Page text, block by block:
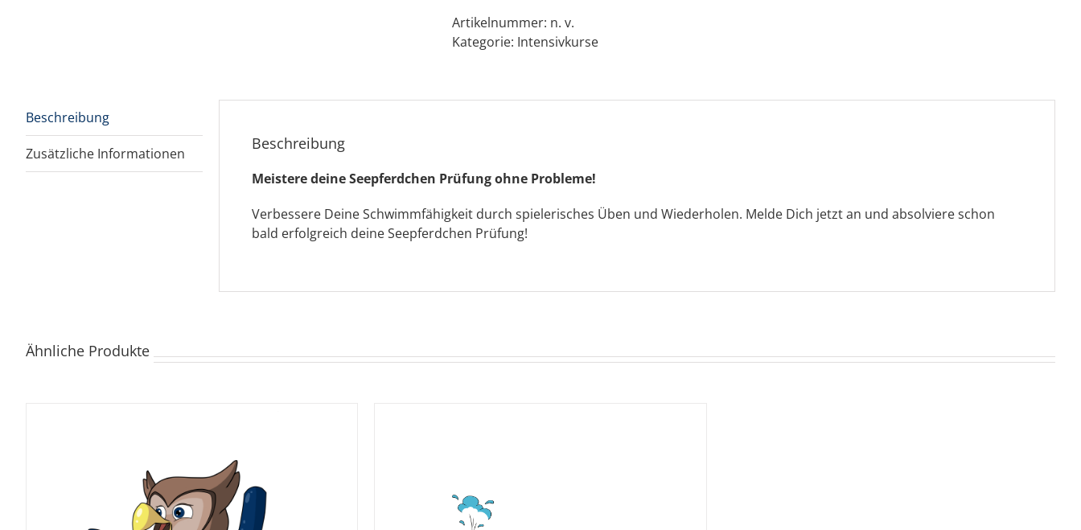
Stuttgart
bewegt
Artikelnummer: n. v.
Kategorie: Intensivkurse
Beschreibung
Zusätzliche Informationen
Beschreibung
Meistere deine Seepferdchen Prüfung ohne Probleme!
Verbessere Deine Schwimmfähigkeit durch spielerisches Üben und Wiederholen. Melde Dich jetzt an und absolviere schon
bald erfolgreich deine Seepferdchen Prüfung!
Ähnliche Produkte